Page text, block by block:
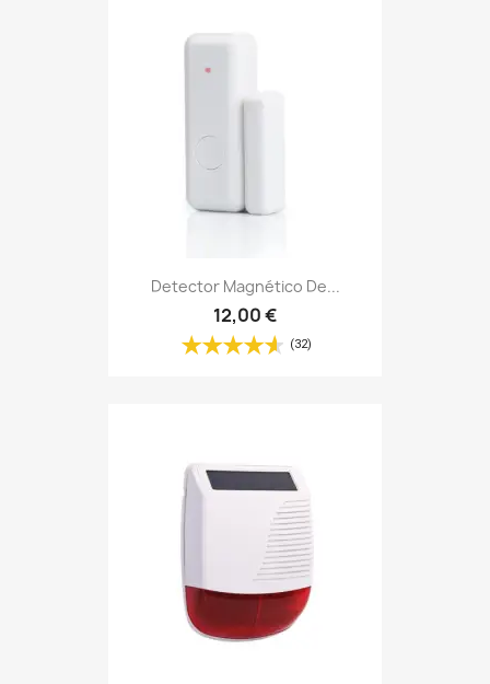
Detector Magnético De...
12,00 €
(32)